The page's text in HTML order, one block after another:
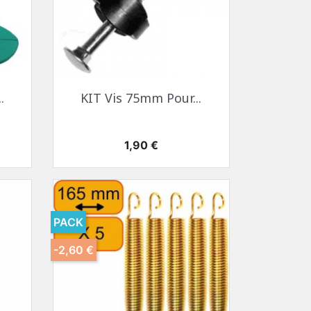
KIT Vis 75mm Pour...
Prix
1,90 €
PACK
-2,60 €